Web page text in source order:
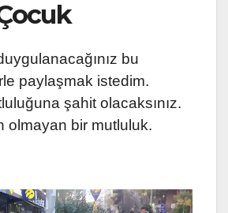
bu
paylaşmak istedim.
şahit olacaksınız.
olmayan bir mutluluk.